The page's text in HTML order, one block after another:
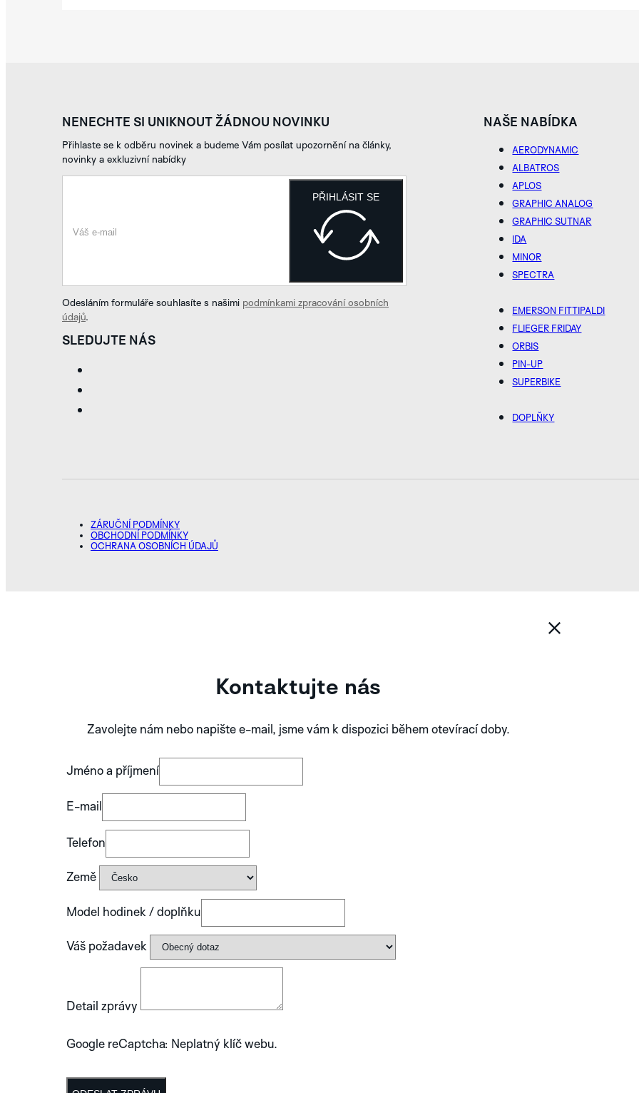
NENECHTE SI UNIKNOUT ŽÁDNOU NOVINKU
Přihlaste se k odběru novinek a budeme Vám posílat upozornění na články,
novinky a exkluzivní nabídky
PŘIHLÁSIT SE
Odesláním formuláře souhlasíte s našimi podmínkami zpracování osobních
údajů.
SLEDUJTE NÁS
NAŠE NABÍDKA
AERODYNAMIC
ALBATROS
APLOS
GRAPHIC ANALOG
GRAPHIC SUTNAR
IDA
MINOR
SPECTRA
EMERSON FITTIPALDI
FLIEGER FRIDAY
ORBIS
PIN-UP
SUPERBIKE
DOPLŇKY
ZÁRUČNÍ PODMÍNKY
OBCHODNÍ PODMÍNKY
OCHRANA OSOBNÍCH ÚDAJŮ
Kontaktujte nás
Zavolejte nám nebo napište e-mail, jsme vám k dispozici během otevírací doby.
Jméno a příjmení
E-mail
Telefon
Země
Model hodinek / doplňku
Váš požadavek
Detail zprávy
Google reCaptcha: Neplatný klíč webu.